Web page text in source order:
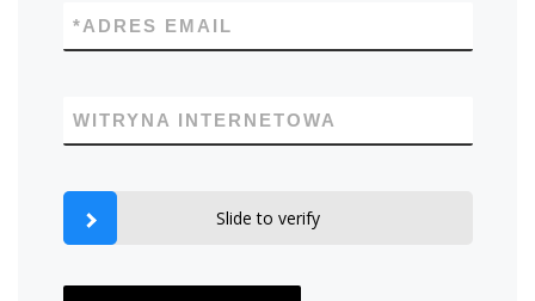
ADRES EMAIL
*
WITRYNA INTERNETOWA
Slide to verify